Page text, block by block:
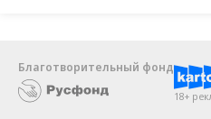
Благотворительный фонд
18+